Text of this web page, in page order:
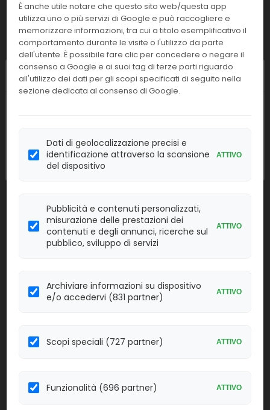
Effettua il LOGINper acquistare.
OSR6160C4
Confezione:
8x18 ml
Linea:
CH
4704837 Vitek Densicheck variant configuration
Confezione:
XPERTCHECK-
CE-5
XPERT CHECK KIT
Effettua il per acquistare.
OSR4D229 Fenobarbitale EMIT
È anche utile notare che questo sito web/questa app
utilizza uno o più servizi di Google e può raccogliere e
memorizzare informazioni, tra cui a titolo esemplificativo il
comportamento durante le visite o l'utilizzo da parte
dell'utente. È possibile fare clic per concedere o negare il
consenso a Google e ai suoi tag di terze parti riguardo
all'utilizzo dei dati per gli scopi specificati di seguito nella
sezione dedicata al consenso di Google.
Dati di geolocalizzazione precisi e
identificazione attraverso la scansione
del dispositivo
ATTIVO
Pubblicità e contenuti personalizzati,
misurazione delle prestazioni dei
contenuti e degli annunci, ricerche sul
pubblico, sviluppo di servizi
ATTIVO
Archiviare informazioni su dispositivo
e/o accedervi (831 partner)
ATTIVO
Scopi speciali (727 partner) ATTIVO
Funzionalità (696 partner) ATTIVO
Chiusura estiva
riprenderanno regolarmente
agosto.